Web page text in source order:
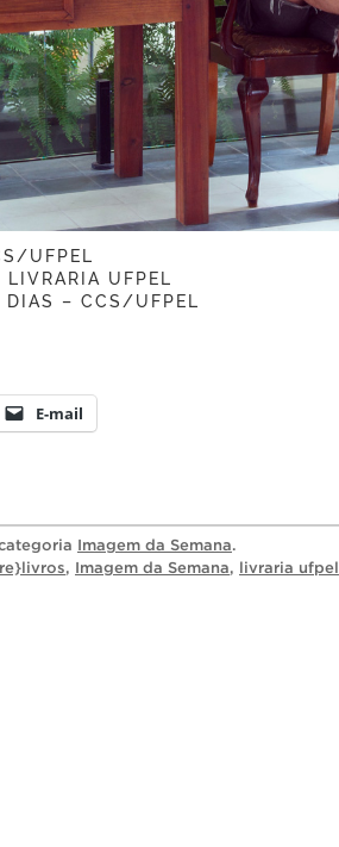
UFPEL
UFPEL
DIAS – CCS/UFPEL
E-mail
Imagem da Semana.
, Imagem da Semana, livraria ufpel